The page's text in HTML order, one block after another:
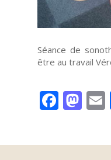
Séance de
être au travail